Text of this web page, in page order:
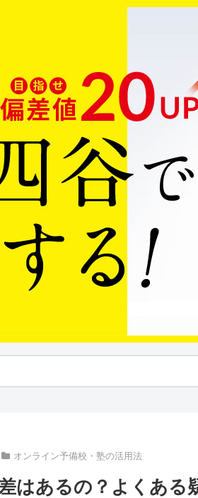
オンライン予備校・塾の活用法
はあるの？よくある